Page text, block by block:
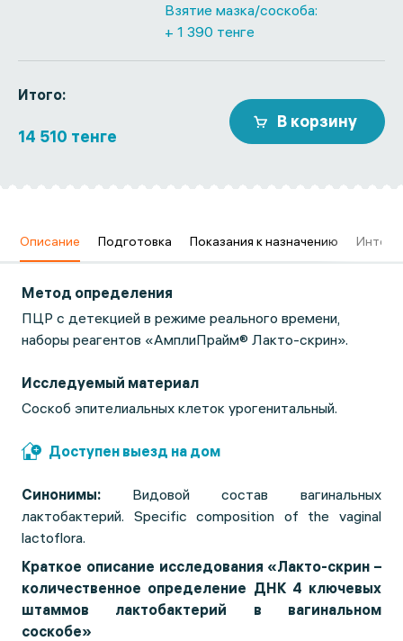
Взятие мазка/соскоба:
+ 1 390 тенге
Итого:
14 510 тенге
В корзину
Описание Подготовка Показания к назначению
Метод определения
ПЦР с детекцией в режиме реального времени,
наборы реагентов «АмплиПрайм® Лакто-скрин».
Исследуемый материал
Соскоб эпителиальных клеток урогенитальный.
Доступен выезд на дом
Синонимы: Видовой состав вагинальных
лактобактерий. Specific composition of the vaginal
lactoflora.
Краткое описание исследования «Лакто-скрин –
количественное определение ДНК 4 ключевых
штаммов лактобактерий в вагинальном
соскобе»